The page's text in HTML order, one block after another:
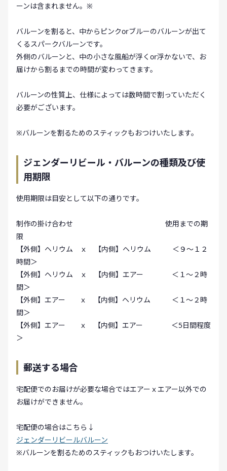
ーンは含まれません。※
バルーンを割ると、中からピンクorブルーのバルーンが出て
くるスパークバルーンです。
外側のバルーンと、中の小さな風船が浮くor浮かないで、お
届けから割るまでの時間が変わってきます。
バルーンの性質上、仕様によっては数時間で割っていただく
必要がございます。
※バルーンを割るためのスティックもおつけいたします。
ジェンダーリビール・バルーンの種類及び使
用期限
使用期限は目安として以下の通りです。
制作の掛け合わせ 使用までの期
限
【外側】ヘリウム ｘ 【内側】ヘリウム ＜９～１２
時間＞
【外側】ヘリウム ｘ 【内側】エアー ＜１～２時
間＞
【外側】エアー ｘ 【内側】ヘリウム ＜１～２時
間＞
【外側】エアー ｘ 【内側】エアー ＜5日間程度
＞
郵送する場合
宅配便でのお届けが必要な場合ではエアーｘエアー以外での
お届けができません。
宅配便の場合はこちら↓
ジェンダーリビールバルーン
※バルーンを割るためのスティックもおつけいたします。